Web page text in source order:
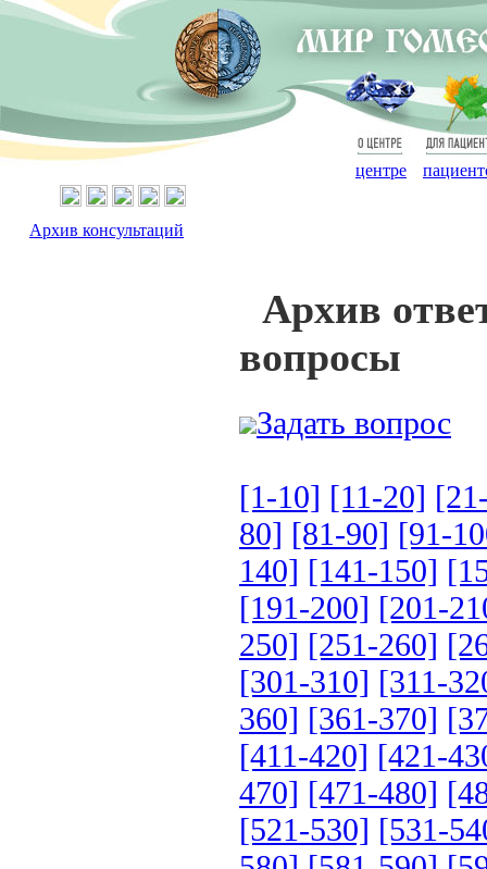
О
центре
Для
Архив
вопросы
Задать вопрос
[1-10] [11-20]
80] [81-90] [91-
140] [141-150]
[191-200] [201-
250] [251-260]
[301-310] [311-
360] [361-370]
[411-420] [421-
470] [471-480]
[521-530] [531-
Архив консультаций